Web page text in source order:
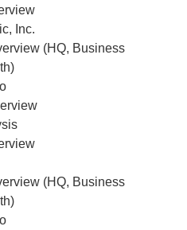
Inc.
(HQ, Business
(HQ, Business